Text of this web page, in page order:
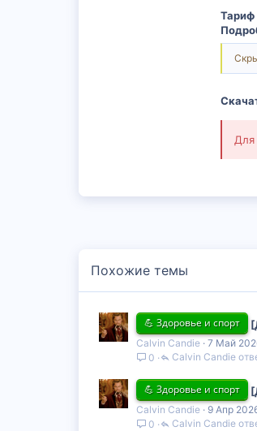
Тариф
Для
Похожие темы
💪 Здоровье и спорт
Calvin Candie 7 Май
0
Calvin Candie
💪 Здоровье и спорт
Calvin Candie 9 Апр
0
Calvin Candie